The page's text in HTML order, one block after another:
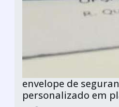
envelope de
personalizado em